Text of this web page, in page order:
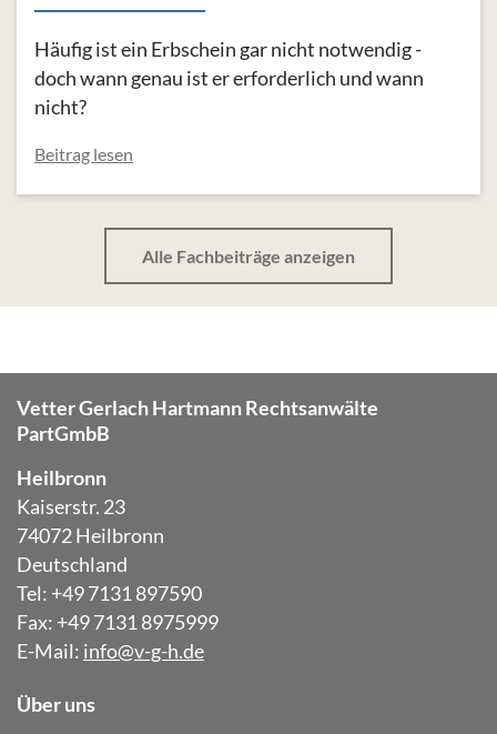
Häufig ist ein Erbschein gar nicht notwendig -
doch wann genau ist er erforderlich und wann
nicht?
Beitrag lesen
Alle Fachbeiträge anzeigen
Vetter Gerlach Hartmann Rechtsanwälte
PartGmbB
Heilbronn
Kaiserstr. 23
74072 Heilbronn
Deutschland
Tel: +49 7131 897590
Fax: +49 7131 8975999
E-Mail: info@v-g-h.de
Über uns